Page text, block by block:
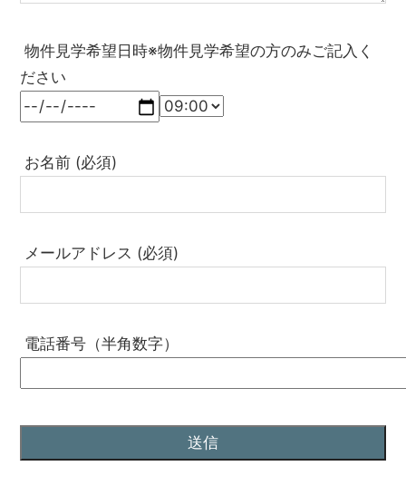
物件見学希望日時※物件見学希望の方のみご記入く
ださい
お名前 (必須)
メールアドレス (必須)
電話番号（半角数字）